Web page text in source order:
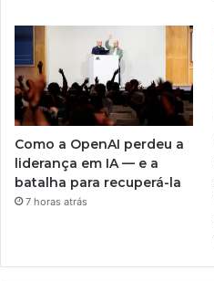
Como a OpenAI perdeu a
liderança em IA — e a
batalha para recuperá-la
7 horas atrás